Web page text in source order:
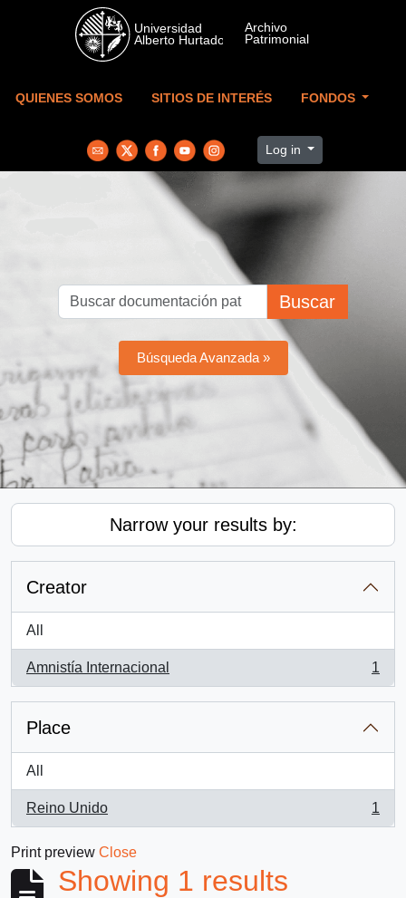
Skip to main content
QUIENES SOMOS SITIOS DE INTERÉS FONDOS
Log in
Buscar
Búsqueda Avanzada »
Narrow your results by:
Creator
All
Amnistía Internacional
, 1 results
1
Place
All
Reino Unido
, 1 results
1
Print preview Close
Showing 1 results